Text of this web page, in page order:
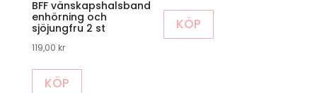
BFF vänskapshalsband
enhörning och
sjöjungfru 2 st
119,00 kr
KÖP
Den
KÖP